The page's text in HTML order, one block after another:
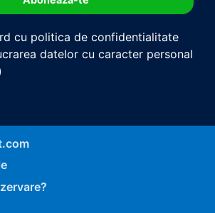
cu politica de confidentialitate
datelor cu caracter personal